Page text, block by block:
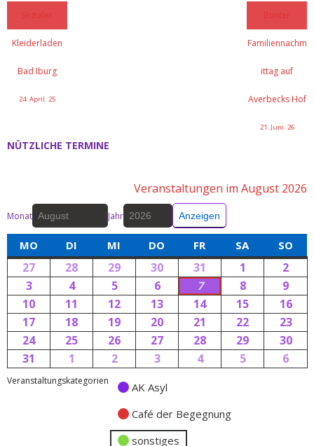
Sozialer
Kleiderladen
Bad Iburg
24. April. 25
Bunter
Familiennachm
ittag auf
Averbecks Hof
21. Juni. 26
NÜTZLICHE TERMINE
Veranstaltungen im August 2026
Monat Jahr
MO DI MI DO FR SA SO
27 28 29 30 31 1
2
3
4 5 6 7 8
9
10
11 12 13 14 15
16
17
18 19 20 21 22
23
24
25 26 27 28 29
30
31
1 2 3 4 5 6
Veranstaltungskategorien
AK Asyl
Café der Begegnung
sonstiges